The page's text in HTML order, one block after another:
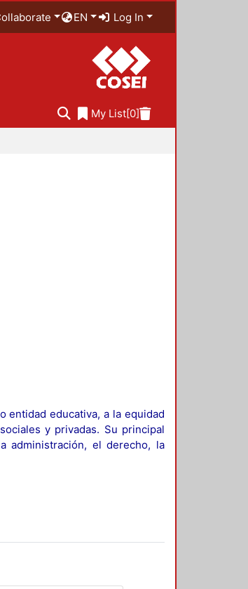
EN Log In
My List[0]
entidad educativa, a la equidad
y privadas. Su principal
administración, el derecho, la